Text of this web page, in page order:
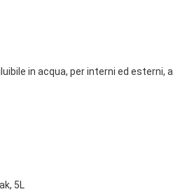
in acqua, per interni ed
5L